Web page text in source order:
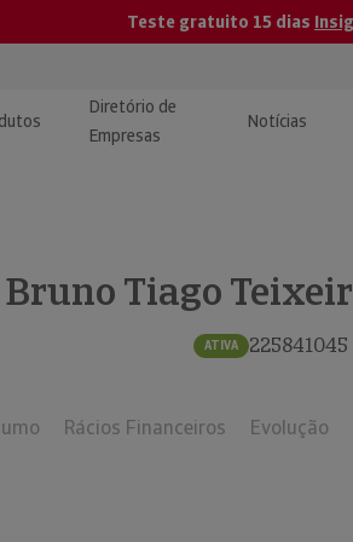
Teste gratuito 15 dias
e Monitorização de
Diretório de
Empresas
Notícias
| Estudos e
Bruno Tiago
ATIVA 225841045
Rácios Financeiros Evolução